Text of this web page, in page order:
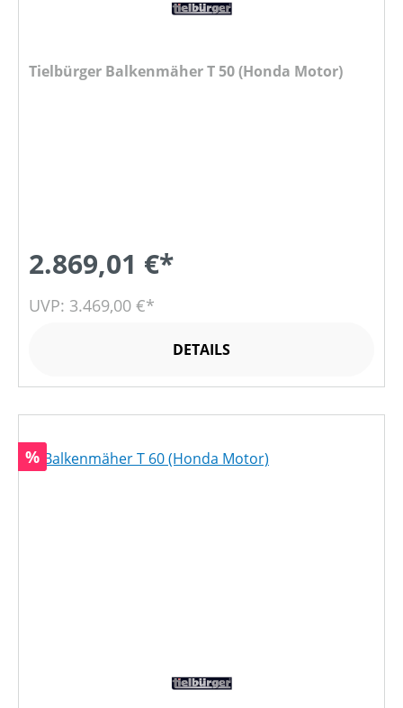
Tielbürger Balkenmäher T 50 (Honda Motor)
2.869,01 €*
UVP: 3.469,00 €*
DETAILS
Rabatt
%